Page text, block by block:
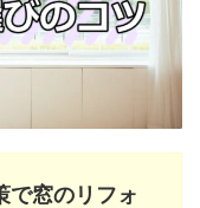
で窓のリフォ